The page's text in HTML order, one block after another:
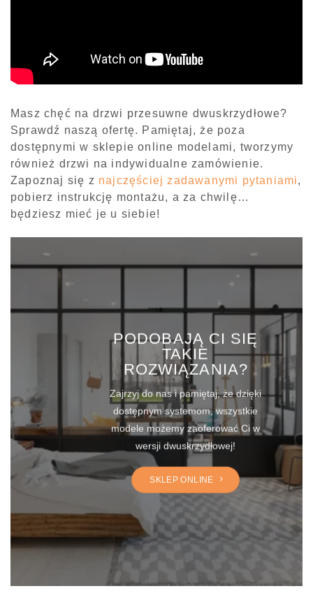
Sprawdź naszą ofertę. Pamiętaj, że poza
dostępnymi w sklepie online modelami, tworzymy
również drzwi na indywidualne zamówienie.
Zapoznaj się znajczęściej zadawanymi pytaniami
pobierz instrukcję montażu, a za chwilę…
będziesz mieć je u siebie!
TAKIE
ROZWIĄZANIA?
Zajrzyj do nas i pamiętaj, że dzięki
dostępnym systemom, wszystkie
modele możemy zaoferować Ci w
wersji dwuskrzydłowej!
SKLEP ONLINE